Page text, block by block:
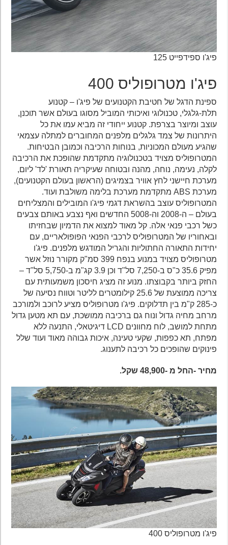
פיג'ו ספידפייט 125
פיג'ו מטרופוליס 400
ספינת הדגל של חטיבת הקטנועים של פיג'ו – קטנוע
תלת-גלגלי, טכנולוגי ואיכותי המוביל מסוגו בעולם אשר תוכנן,
עוצב ומיוצר בצרפת. קטנוע ייחודי זה מביא עמו את כל
היתרונות של צמד גלגלים מלפנים המחוברים למתלה עצמאי
שהגיע מעולם המכוניות, בנוחות הרכיבה וכמובן הבטיחות.
המטרופוליס מצויד בטכנולוגיה מתקדמת שהופכת את הרכיבה
לקלה, נעימה, נוחה, מהנה ובטוחה שעיקריה תאורת 'לד' ליום,
מערכת חיישני לחץ אוויר בצמיגים (הראשון בעולם הקטנועים),
מערכת ABS מתקדמת מערכת בלימה משולבת ועוד.
המטרופוליס עוצב בהשראת דגמי פיג'ו המובילים והמצליחים
בעולם – ה-2008 וה-5008 החדשים ואף נצבע באותם צבעים
כשל רכבי פנאי אלה. קל מאוד למצוא את הדמיון שבחזיתו
ובאחוריו של המטרופוליס לרכבי הפנאי הפופולאריים, עם
יחידות התאורה החתוליות והגריל המודגש מלפנים. פיג'ו
מטרופוליס מצויד במנוע בנפח 399 סמ"ק מקורר נוזל אשר
מפיק 35.6 כ"ס ב-7,250 סל"ד וכן 3.9 קג"מ ב-5,750 סל"ד –
החזק ביותר בקבוצתו. מנוע זה מציג חיסכון משמעותית עם
צריכה ממוצעת של 25.6 קילומטרים לליטר וטווח נסיעה של
כ-285 ק"מ בין תדלוקים. פיג'ו מטרופוליס מציע לרוכב ולמורכב
מרחב מחיה גדול ונוח גם ברכיבה ממושכת, עם תא מטען גדול
מתחת למושב, לוח מחוונים LCD דיגיטאלי, התנעה ללא
מפתח, תא כפפות, שקעי טעינה, איכות גבוהה מאוד ועוד שלל
פינוקים שהופכים כל רכיבה לתענוג.
מחיר -החל מ -48,900 שקל.
פיג'ו מטרופוליס 400